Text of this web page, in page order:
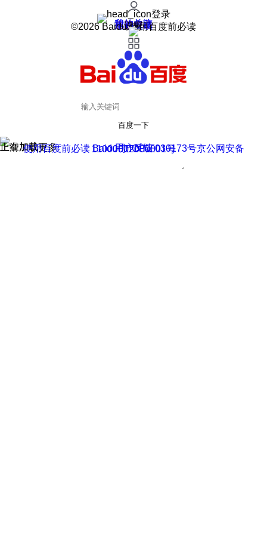
登录
我的关注
我的收藏
皮肤中心
用户反馈
设置
©2026 Baidu 使用百度前必读
百度一下
正在加载
上滑加载更多 用户反馈
使用百度前必读 Baidu 京ICP证030173号
京公网安备11000002000001号